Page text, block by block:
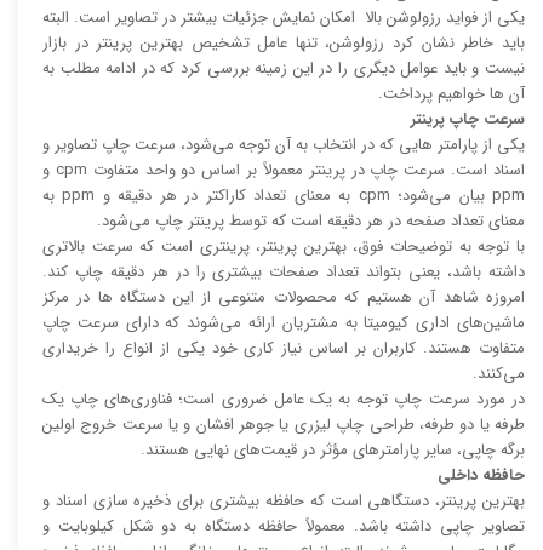
یکی از فواید رزولوشن بالا امکان نمایش جزئیات بیشتر در تصاویر است. البته
باید خاطر نشان کرد رزولوشن، تنها عامل تشخیص بهترین پرینتر در بازار
نیست و باید عوامل دیگری را در این زمینه بررسی کرد که در ادامه مطلب به
آن ها خواهیم پرداخت.
سرعت چاپ پرینتر
یکی از پارامتر هایی که در انتخاب به آن توجه می‌شود، سرعت چاپ تصاویر و
اسناد است. سرعت چاپ در پرینتر معمولاً بر اساس دو واحد متفاوت cpm و
ppm بیان می‌شود؛ cpm به معنای تعداد کاراکتر در هر دقیقه و ppm به
معنای تعداد صفحه در هر دقیقه است که توسط پرینتر چاپ می‌شود.
با توجه به توضیحات فوق، بهترین پرینتر، پرینتری است که سرعت بالا‌‌تری
داشته باشد، یعنی بتواند تعداد صفحات بیشتری را در هر دقیقه چاپ کند.
امروزه شاهد آن هستیم که محصولات متنوعی از این دستگاه ها در مرکز
ماشین‌های اداری کیومیتا به مشتریان ارائه می‌شوند که دارای سرعت چاپ
متفاوت هستند. کاربران بر اساس نیاز کاری خود یکی از انواع را خریداری
می‌کنند.
در مورد سرعت چاپ توجه به یک عامل ضروری است؛ فناوری‌های چاپ یک
طرفه یا دو طرفه، طراحی چاپ لیزری یا جوهر افشان و یا سرعت خروج اولین
برگه چاپی، سایر پارامتر‌های مؤثر در قیمت‌های نهایی هستند.
حافظه داخلی
بهترین پرینتر، دستگاهی است که حافظه بیشتری برای ذخیره سازی اسناد و
تصاویر چاپی داشته باشد. معمولاً حافظه دستگاه به دو شکل کیلوبایت و